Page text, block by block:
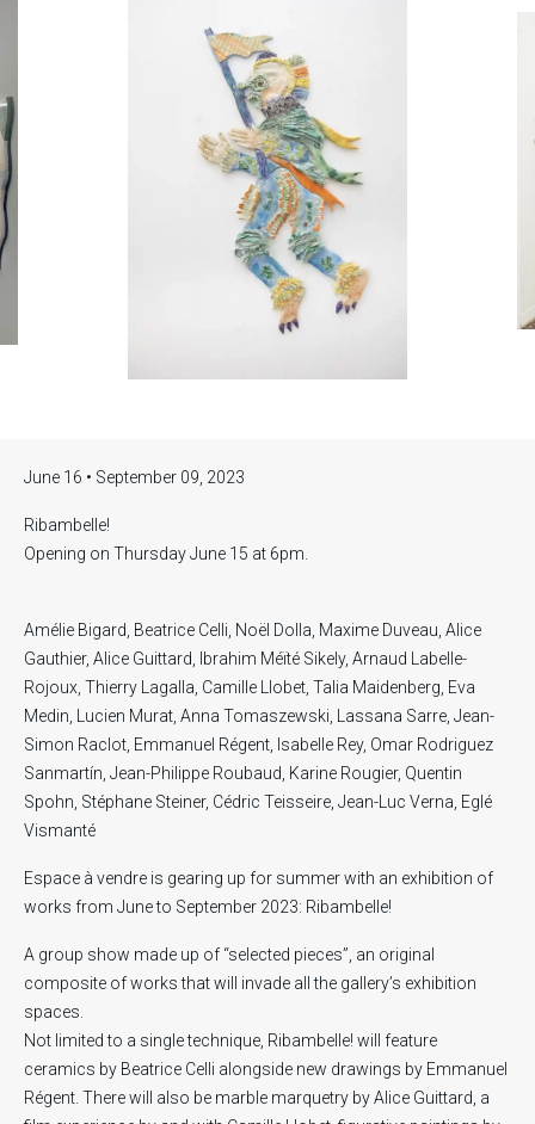
June 16 • September 09, 2023
Ribambelle!
Opening on Thursday June 15 at 6pm.
Amélie Bigard, Beatrice Celli, Noël Dolla, Maxime Duveau, Alice
Gauthier, Alice Guittard, Ibrahim Méïté Sikely, Arnaud Labelle-
Rojoux, Thierry Lagalla, Camille Llobet, Talia Maidenberg, Eva
Medin, Lucien Murat, Anna Tomaszewski, Lassana Sarre, Jean-
Simon Raclot, Emmanuel Régent, Isabelle Rey, Omar Rodriguez
Sanmartín, Jean-Philippe Roubaud, Karine Rougier, Quentin
Spohn, Stéphane Steiner, Cédric Teisseire, Jean-Luc Verna, Eglé
Vismanté
Espace à vendre is gearing up for summer with an exhibition of
works from June to September 2023: Ribambelle!
A group show made up of “selected pieces”, an original
composite of works that will invade all the gallery’s exhibition
spaces.
Not limited to a single technique, Ribambelle! will feature
ceramics by Beatrice Celli alongside new drawings by Emmanuel
Régent. There will also be marble marquetry by Alice Guittard, a